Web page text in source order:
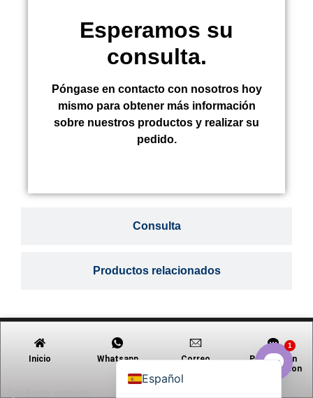
Consulta
Productos relacionados
Esperamos su
consulta.
Póngase en contacto con nosotros hoy
mismo para obtener más información
sobre nuestros productos y realizar su
pedido.
Acerca de la empresa
Inicio Whatsapp
Correo
Póngase en
contacto con
Español
العربية
日本語
1